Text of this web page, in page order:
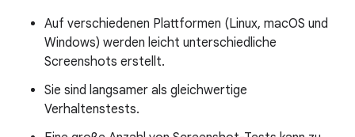
Auf verschiedenen Plattformen (Linux, macOS und
Windows) werden leicht unterschiedliche
Screenshots erstellt.
Sie sind langsamer als gleichwertige
Verhaltenstests.